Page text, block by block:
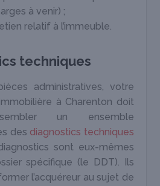
à venir) ;
relatif à l’immeuble.
techniques
administratives, votre
à Charenton doit
un ensemble
des diagnostics techniques
sont eux-mêmes
spécifique (le DDT). Ils
l’acquéreur au sujet de